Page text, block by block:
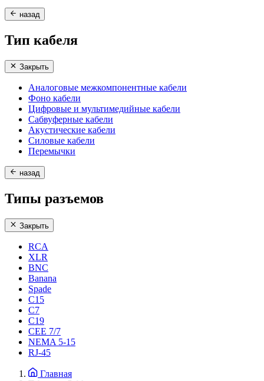
назад
Тип кабеля
Закрыть
Аналоговые межкомпонентные кабели
Фоно кабели
Цифровые и мультимедийные кабели
Сабвуферные кабели
Акустические кабели
Силовые кабели
Перемычки
назад
Типы разъемов
Закрыть
RCA
XLR
BNC
Banana
Spade
C15
С7
C19
CEE 7/7
NEMA 5-15
RJ-45
Главная